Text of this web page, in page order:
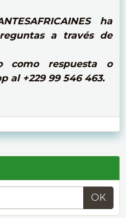
ha
a través de
como respuesta o
al +229 99 546 463.
OK